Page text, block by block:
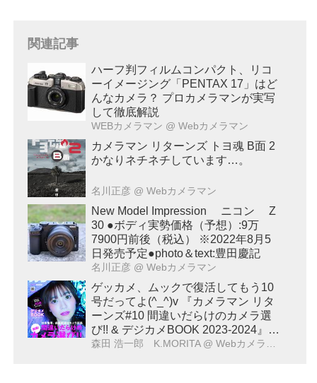
関連記事
ハーフ判フィルムコンパクト、リコ
ーイメージング「PENTAX 17」はど
んなカメラ？ プロカメラマンが実写
して徹底解説
WEBカメラマン @ Webカメラマン
カメラマン リターンズ トヨ魂 B面 2
かなりネチネチしています…。
名川正彦 @ Webカメラマン
New Model Impression ニコン Z
30 ●ボディ実勢価格（予想）:9万
7900円前後（税込） ※2022年8月5
日発売予定●photo＆text:豊田慶記
名川正彦 @ Webカメラマン
ゲッカメ、ムックで復活してもう10
号だってよ(^_^)v 『カメラマン リタ
ーンズ#10 間違いだらけのカメラ選
び!! & デジカメBOOK 2023-2024』は
12月26日発売
森田 浩一郎 K.MORITA @ Webカメラマン